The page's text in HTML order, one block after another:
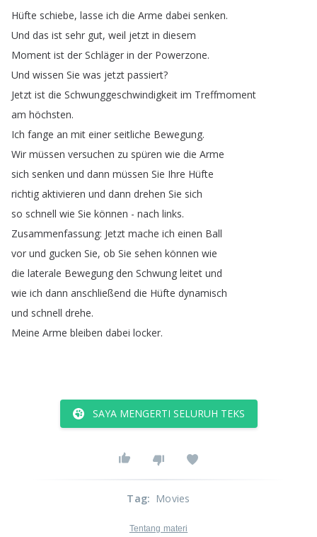
Hüfte schiebe, lasse ich die Arme dabei senken.
Und das ist sehr gut, weil jetzt in diesem
Moment ist der Schläger in der Powerzone.
Und wissen Sie was jetzt passiert?
Jetzt ist die Schwunggeschwindigkeit im Treffmoment
am höchsten.
Ich fange an mit einer seitliche Bewegung.
Wir müssen versuchen zu spüren wie die Arme
sich senken und dann müssen Sie Ihre Hüfte
richtig aktivieren und dann drehen Sie sich
so schnell wie Sie können - nach links.
Zusammenfassung: Jetzt mache ich einen Ball
vor und gucken Sie, ob Sie sehen können wie
die laterale Bewegung den Schwung leitet und
wie ich dann anschließend die Hüfte dynamisch
und schnell drehe.
Meine Arme bleiben dabei locker.
SAYA MENGERTI SELURUH TEKS
Tag: Movies
Tentang materi